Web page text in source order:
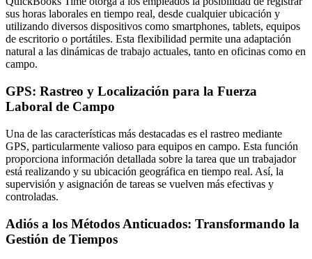
sus horas laborales en tiempo real, desde cualquier ubicación y
utilizando diversos dispositivos como smartphones, tablets, equipos
de escritorio o portátiles. Esta flexibilidad permite una adaptación
natural a las dinámicas de trabajo actuales, tanto en oficinas como en
campo.
GPS: Rastreo y Localización para la Fuerza
Laboral de Campo
Una de las características más destacadas es el rastreo mediante
GPS, particularmente valioso para equipos en campo. Esta función
proporciona información detallada sobre la tarea que un trabajador
está realizando y su ubicación geográfica en tiempo real. Así, la
supervisión y asignación de tareas se vuelven más efectivas y
controladas.
Adiós a los Métodos Anticuados: Transformando la
Gestión de Tiempos